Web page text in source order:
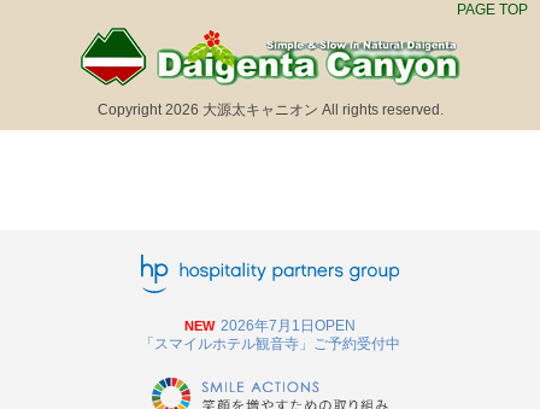
PAGE TOP
Copyright 2026 大源太キャニオン All rights reserved.
NEW 2026年7月1日OPEN
「スマイルホテル観音寺」ご予約受付中